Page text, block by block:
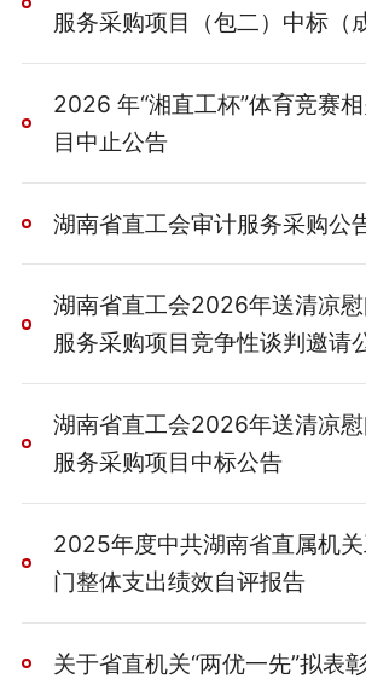
服务采购项目（包二）中标（
2026 年“湘直工杯”体育竞赛
目中止公告
湖南省直工会审计服务采购公
湖南省直工会2026年送清凉
服务采购项目竞争性谈判邀请
湖南省直工会2026年送清凉
服务采购项目中标公告
2025年度中共湖南省直属机
门整体支出绩效自评报告
关于省直机关“两优一先”拟表